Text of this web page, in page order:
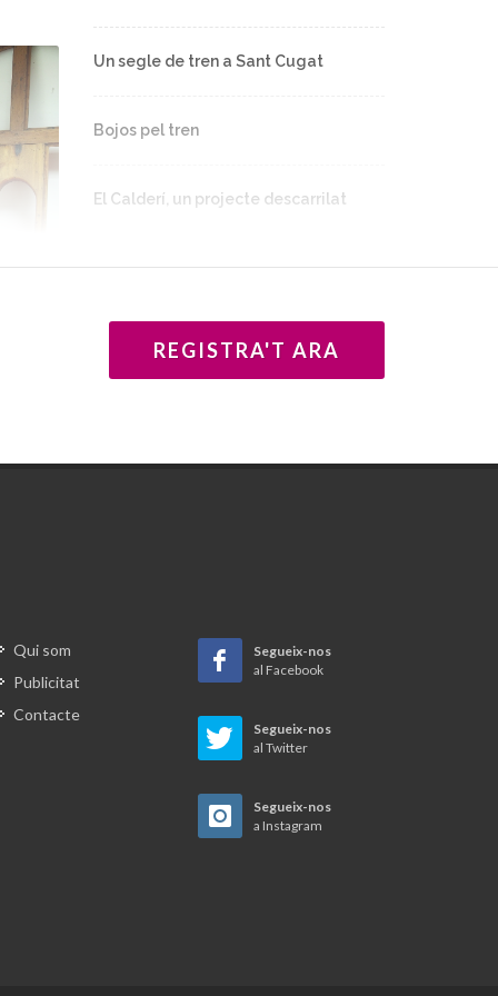
Un segle de tren a Sant Cugat
Bojos pel tren
El Calderí, un projecte descarrilat
Un dèficit inconcebible de trens
Santa Perpètua, punt clau del
Corredor Mediterrani
El comboi dels 105
les Franqueses
El ferrocarril, un món de passions
REGISTRA'T ARA
Qui som
Publicitat
Contacte
Segueix-nos
al Facebook
Segueix-nos
al Twitter
Segueix-nos
a Instagram